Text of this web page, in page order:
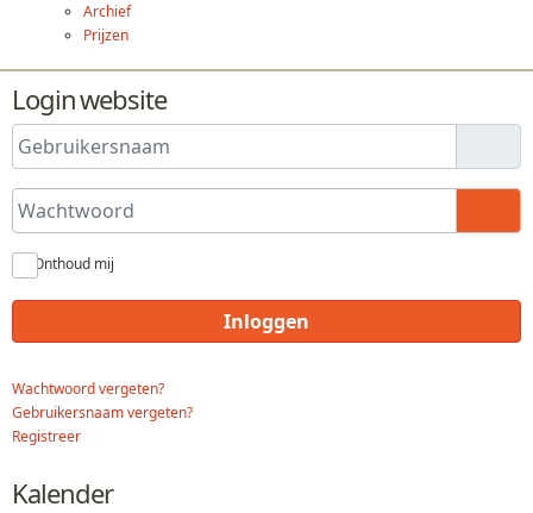
Archief
Prijzen
Login website
Gebruikersnaam
Wachtwoord
Onthoud mij
Inloggen
Wachtwoord vergeten?
Gebruikersnaam vergeten?
Registreer
Kalender